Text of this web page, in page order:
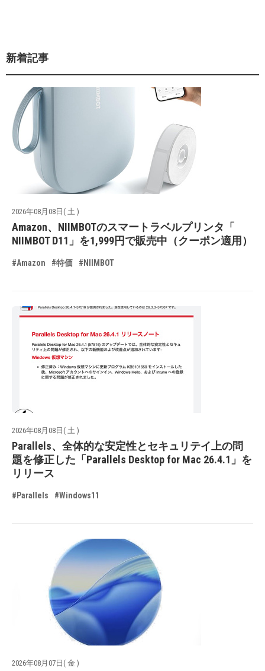
新着記事
2026年08月08日( 土 )
Amazon、NIIMBOTのスマートラベルプリンタ「
NIIMBOT D11」を1,999円で販売中（クーポン適用）
#Amazon #特価 #NIIMBOT
2026年08月08日( 土 )
Parallels、全体的な安定性とセキュリテイ上の問
題を修正した「Parallels Desktop for Mac 26.4.1」を
リリース
#Parallels #Windows11
2026年08月07日( 金 )